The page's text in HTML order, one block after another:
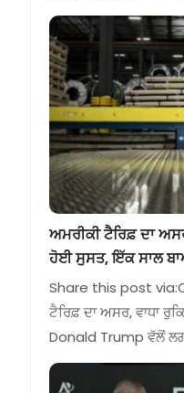
ਅਮਰੀਕੀ ਟੈਰਿਫ਼ ਦਾ
ਹੋਈ ਸੁਸਤ, ਇੱਕ ਸਾਲ
Share this post
ਟੈਰਿਫ਼ ਦਾ ਅਸਰ, ਵਾਧਾ
Donald Trump ਵੱਲੋਂ